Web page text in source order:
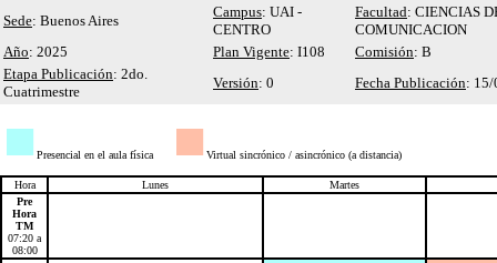
Sede: Buenos Aires
Campus: UAI -
CENTRO
Facultad: CIENCIAS
COMUNICACION
Año: 2025 Plan Vigente: I108 Comisión: B
Etapa Publicación: 2do.
Cuatrimestre
Versión: 0 Fecha Publicación:
■ Presencial en el aula física ■ Virtual sincrónico / asincrónico (a distancia)
Hora Lunes Martes
Pre
Hora
TM
07:20 a
08:00